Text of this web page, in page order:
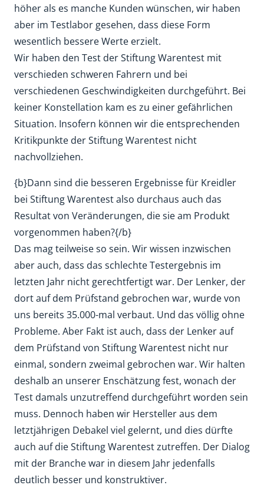
höher als es manche Kunden wünschen, wir haben
aber im Testlabor gesehen, dass diese Form
wesentlich bessere Werte erzielt.
Wir haben den Test der Stiftung Warentest mit
verschieden schweren Fahrern und bei
verschiedenen Geschwindigkeiten durchgeführt. Bei
keiner Konstellation kam es zu einer gefährlichen
Situation. Insofern können wir die entsprechenden
Kritikpunkte der Stiftung Warentest nicht
nachvollziehen.
{b}Dann sind die besseren Ergebnisse für Kreidler
bei Stiftung Warentest also durchaus auch das
Resultat von Veränderungen, die sie am Produkt
vorgenommen haben?{/b}
Das mag teilweise so sein. Wir wissen inzwischen
aber auch, dass das schlechte Testergebnis im
letzten Jahr nicht gerechtfertigt war. Der Lenker, der
dort auf dem Prüfstand gebrochen war, wurde von
uns bereits 35.000-mal verbaut. Und das völlig ohne
Probleme. Aber Fakt ist auch, dass der Lenker auf
dem Prüfstand von Stiftung Warentest nicht nur
einmal, sondern zweimal gebrochen war. Wir halten
deshalb an unserer Enschätzung fest, wonach der
Test damals unzutreffend durchgeführt worden sein
muss. Dennoch haben wir Hersteller aus dem
letztjährigen Debakel viel gelernt, und dies dürfte
auch auf die Stiftung Warentest zutreffen. Der Dialog
mit der Branche war in diesem Jahr jedenfalls
deutlich besser und konstruktiver.